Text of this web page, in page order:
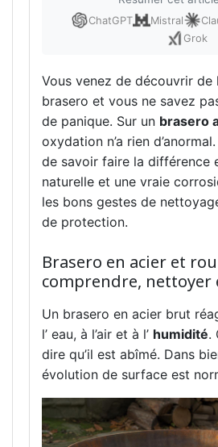
ChatGPT
Mistral
Grok
Vous venez de découvrir
brasero et vous ne savez
de panique. Sur un brasero
oxydation n’a rien
de savoir faire la différence
naturelle et une vraie
les bons gestes de
de protection.
Brasero en acier et
comprendre, nettoyer
Un brasero en acier brut
l’ eau, à l’air et à l’ humidité.
dire qu’il est abîmé. Dans
évolution de surface est